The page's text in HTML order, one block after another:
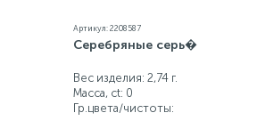
Артикул: 2208587
Серебряные серь�
Вес изделия: 2,74 г.
Масса, ct: 0
Гр.цвета/чистоты: